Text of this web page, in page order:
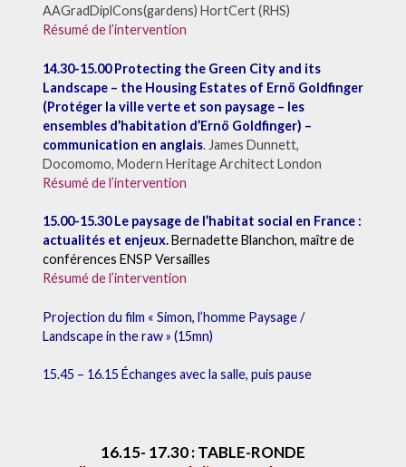
AAGradDiplCons(gardens) HortCert (RHS)
Résumé de l’intervention
14.30-15.00 Protecting the Green City and its
Landscape – the Housing Estates of Ernö Goldfinger
(Protéger la ville verte et son paysage – les
ensembles d’habitation d’Ernö Goldfinger) –
communication en anglais. James Dunnett,
Docomomo, Modern Heritage Architect London
Résumé de l’intervention
15.00-15.30 Le paysage de l’habitat social en France :
actualités et enjeux.Bernadette Blanchon, maître de
conférences ENSP Versailles
Résumé de l’intervention
Projection du film « Simon, l’homme Paysage /
Landscape in the raw » (15mn)
15.45 – 16.15 Échanges avec la salle, puis pause
16.15- 17.30 : TABLE-RONDE